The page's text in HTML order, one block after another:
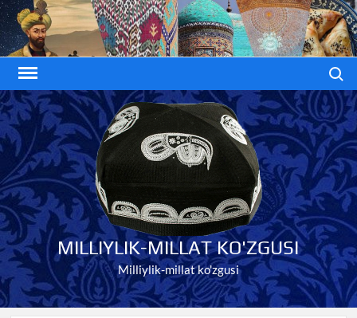
Skip
to
content
MILLIYLIK-MILLAT KO'ZGUSI
Milliylik-millat ko'zgusi